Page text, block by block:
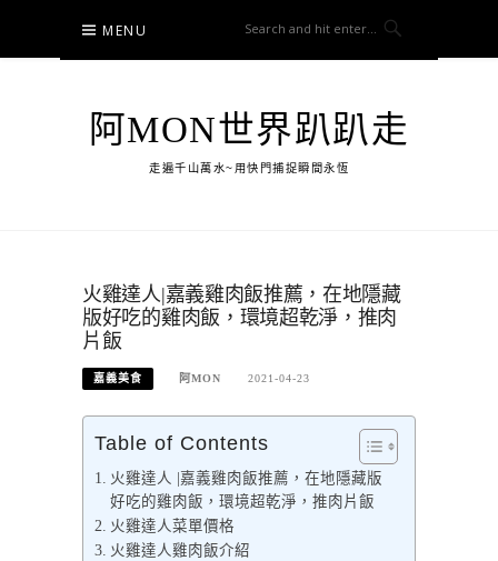
content
MENU
阿MON世界趴趴走
走遍千山萬水~用快門捕捉瞬間永恆
火雞達人|嘉義雞肉飯推薦，在地隱藏
版好吃的雞肉飯，環境超乾淨，推肉
片飯
嘉義美食 阿MON 2021-04-23
Table of Contents
火雞達人 |嘉義雞肉飯推薦，在地隱藏版
好吃的雞肉飯，環境超乾淨，推肉片飯
火雞達人菜單價格
火雞達人雞肉飯介紹